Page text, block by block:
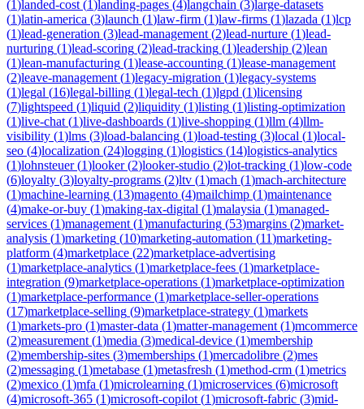
(1)landed-cost (1)landing-pages (4)langchain (3)large-datasets
(1)latin-america (3)launch (1)law-firm (1)law-firms (1)lazada (1)lcp
(1)lead-generation (3)lead-management (2)lead-nurture (1)lead-
nurturing (1)lead-scoring (2)lead-tracking (1)leadership (2)lean
(1)lean-manufacturing (1)lease-accounting (1)lease-management
(2)leave-management (1)legacy-migration (1)legacy-systems
(1)legal (16)legal-billing (1)legal-tech (1)lgpd (1)licensing
(7)lightspeed (1)liquid (2)liquidity (1)listing (1)listing-optimization
(1)live-chat (1)live-dashboards (1)live-shopping (1)llm (4)llm-
visibility (1)lms (3)load-balancing (1)load-testing (3)local (1)local-
seo (4)localization (24)logging (1)logistics (14)logistics-analytics
(1)lohnsteuer(1)looker(2)looker-studio (2)lot-tracking (1)low-code
(6)loyalty (3)loyalty-programs (2)ltv (1)mach (1)mach-architecture
(1)machine-learning (13)magento (4)mailchimp (1)maintenance
(4)make-or-buy (1)making-tax-digital (1)malaysia (1)managed-
services (1)management (1)manufacturing (53)margins (2)market-
analysis (1)marketing (10)marketing-automation (11)marketing-
platform (4)marketplace (22)marketplace-advertising
(1)marketplace-analytics (1)marketplace-fees (1)marketplace-
integration (9)marketplace-operations (1)marketplace-optimization
(1)marketplace-performance (1)marketplace-seller-operations
(17)marketplace-selling (9)marketplace-strategy (1)markets
(1)markets-pro (1)master-data (1)matter-management (1)mcommerce
(2)measurement (1)media (3)medical-device (1)membership
(2)membership-sites (3)memberships (1)mercadolibre (2)mes
(2)messaging (1)metabase (1)metasfresh (1)method-crm (1)metrics
(2)mexico (1)mfa (1)microlearning (1)microservices (6)microsoft
(4)microsoft-365 (1)microsoft-copilot (1)microsoft-fabric (3)mid-